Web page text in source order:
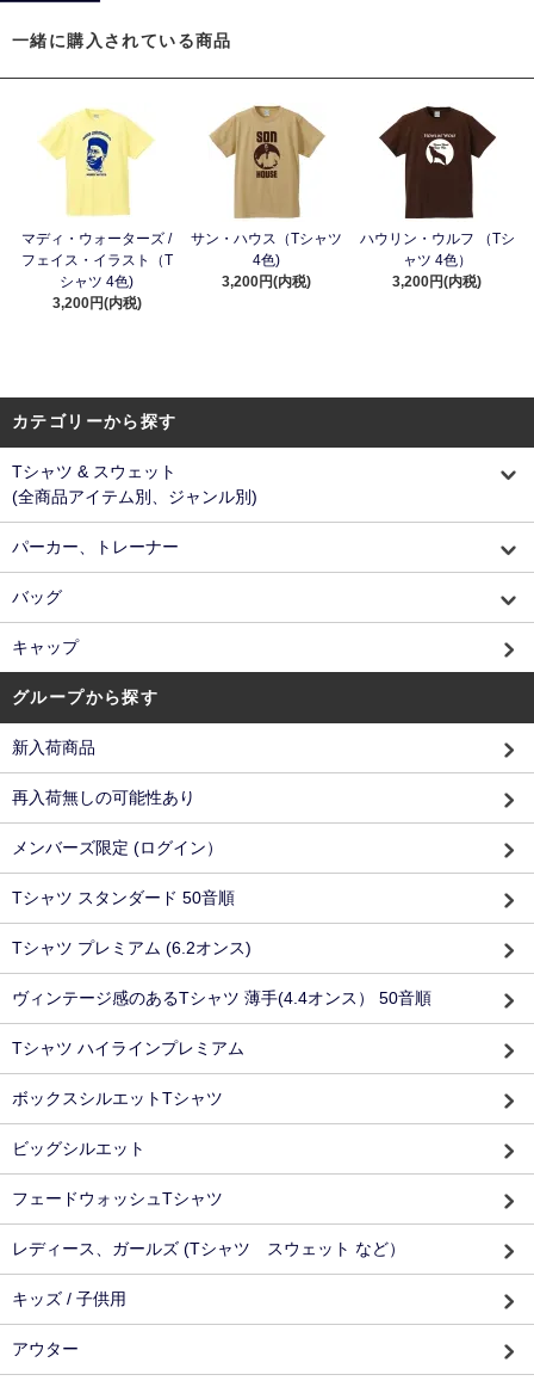
一緒に購入されている商品
マディ・ウォーターズ /
フェイス・イラスト（T
シャツ 4色)
3,200円(内税)
サン・ハウス（Tシャツ
4色)
3,200円(内税)
ハウリン・ウルフ （Tシ
ャツ 4色）
3,200円(内税)
カテゴリーから探す
Tシャツ & スウェット
(全商品アイテム別、ジャンル別)
パーカー、トレーナー
バッグ
キャップ
グループから探す
新入荷商品
再入荷無しの可能性あり
メンバーズ限定 (ログイン）
Tシャツ スタンダード 50音順
Tシャツ プレミアム (6.2オンス)
ヴィンテージ感のあるTシャツ 薄手(4.4オンス） 50音順
Tシャツ ハイラインプレミアム
ボックスシルエットTシャツ
ビッグシルエット
フェードウォッシュTシャツ
レディース、ガールズ (Tシャツ スウェット など）
キッズ / 子供用
アウター